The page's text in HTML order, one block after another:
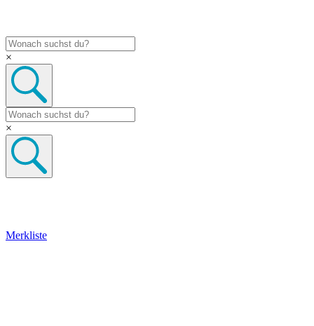
×
×
Merkliste